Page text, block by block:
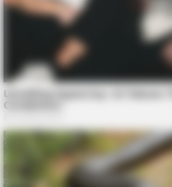
TIPS AND LIFE HACKS
You Won't Believe What This Woman
Shed!